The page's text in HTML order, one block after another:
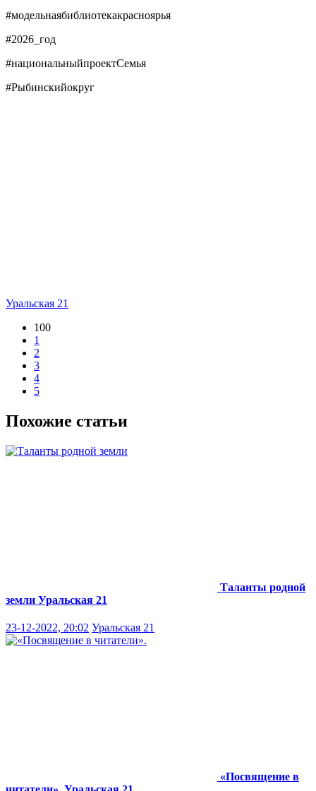
#модельнаябиблиотекакрасноярья
#2026_год
#национальныйпроектСемья
#Рыбинскийокруг
Уральская 21
100
1
2
3
4
5
Похожие статьи
Таланты родной
земли Уральская 21
23-12-2022, 20:02 Уральская 21
«Посвящение в